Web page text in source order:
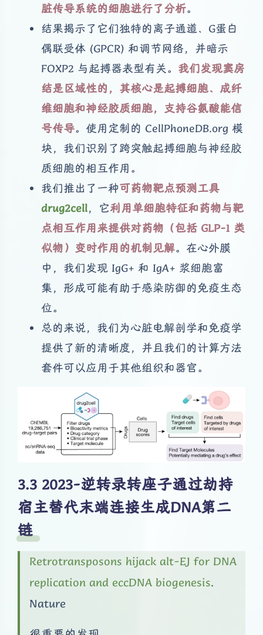
脏传导系统的细胞进行了分析。
结果揭示了它们独特的离子通道、G蛋白
偶联受体 (GPCR) 和调节网络，并暗示
FOXP2 与起搏器表型有关。 我们发现窦房
结是区域性的，其核心是起搏细胞、成纤
维细胞和神经胶质细胞，支持谷氨酸能信
号传导。使用定制的 CellPhoneDB.org 模
块，我们识别了跨突触起搏细胞与神经胶
质细胞的相互作用。
我们推出了一种可药物靶点预测工具
drug2cell，它利用单细胞特征和药物与靶
点相互作用来提供对药物（包括 GLP-1 类
似物）变时作用的机制见解。在心外膜
中，我们发现 IgG+ 和 IgA+ 浆细胞富
集，形成可能有助于感染防御的免疫生态
位。
总的来说，我们为心脏电解剖学和免疫学
提供了新的清晰度，并且我们的计算方法
套件可以应用于其他组织和器官。
2023-逆转录转座子通过劫持
宿主替代末端连接生成DNA第二
链
Retrotransposons hijack alt-EJ for DNA
replication and eccDNA biogenesis.
Nature